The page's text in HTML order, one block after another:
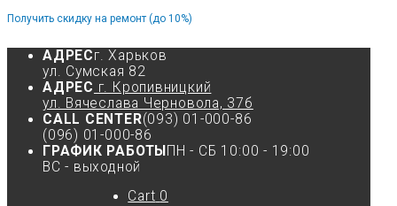
Получить скидку на ремонт (до 10%)
АДРЕСг. Харьков
ул. Сумская 82
АДРЕС г. Кропивницкий
ул. Вячеслава Черновола, 37б
CALL CENTER(093) 01-000-86
(096) 01-000-86
ГРАФИК РАБОТЫ ПН - СБ 10:00 - 19:00
ВС - выходной
Cart 0